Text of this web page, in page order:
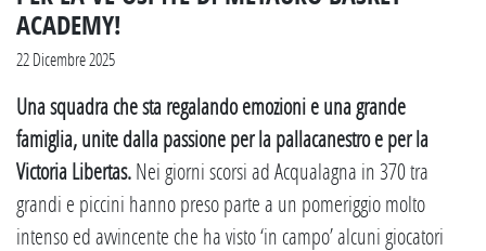
ACADEMY!
22 Dicembre 2025
Una squadra che sta regalando emozioni e una grande
famiglia, unite dalla passione per la pallacanestro e per la
Victoria Libertas.Nei giorni scorsi ad Acqualagna in 370 tra
grandi e piccini hanno preso parte a un pomeriggio molto
intenso ed avvincente che ha visto ‘in campo’ alcuni giocatori